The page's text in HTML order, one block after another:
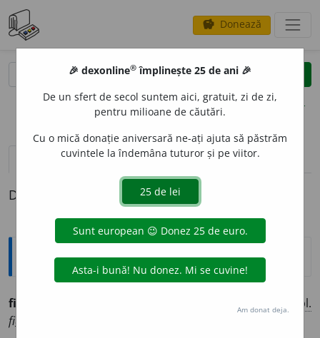
savings Donează
clear
opțiuni
definiții (1) pronunțievolume_up (50)
Definiția cu ID-ul 761000:
Ortografice DOOM
fier
pl.
fia
🎉 dexonline® împlinește 25 de ani 🎉
De un sfert de secol suntem aici, gratuit, zi de zi,
pentru milioane de căutări.
Cu o mică donație aniversară ne-ați ajuta să păstrăm
cuvintele la îndemâna tuturor și pe viitor.
Am donat deja.